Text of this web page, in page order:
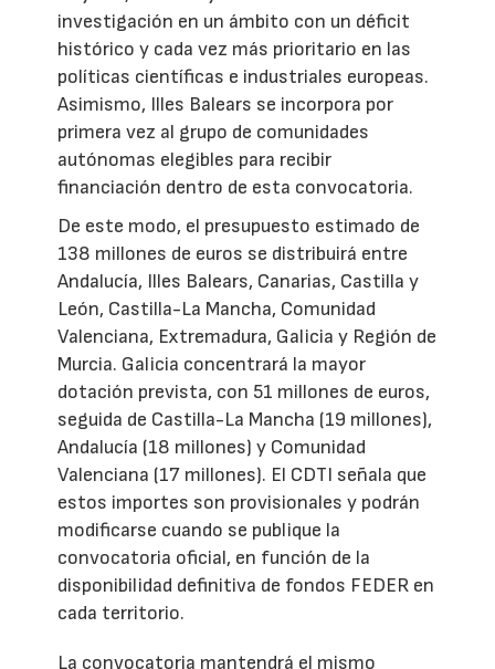
investigación en un ámbito con un déficit
histórico y cada vez más prioritario en las
políticas científicas e industriales europeas.
Asimismo, Illes Balears se incorpora por
primera vez al grupo de comunidades
autónomas elegibles para recibir
financiación dentro de esta convocatoria.
De este modo, el presupuesto estimado de
138 millones de euros se distribuirá entre
Andalucía, Illes Balears, Canarias, Castilla y
León, Castilla-La Mancha, Comunidad
Valenciana, Extremadura, Galicia y Región de
Murcia. Galicia concentrará la mayor
dotación prevista, con 51 millones de euros,
seguida de Castilla-La Mancha (19 millones),
Andalucía (18 millones) y Comunidad
Valenciana (17 millones). El CDTI señala que
estos importes son provisionales y podrán
modificarse cuando se publique la
convocatoria oficial, en función de la
disponibilidad definitiva de fondos FEDER en
cada territorio.
La convocatoria mantendrá el mismo